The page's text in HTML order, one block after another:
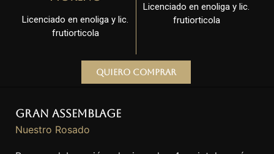
Licenciado en enoliga y lic.
frutiorticola
Licenciado en enoliga y lic.
frutiorticola
Quiero comprar
Gran Assemblage
Nuestro Rosado